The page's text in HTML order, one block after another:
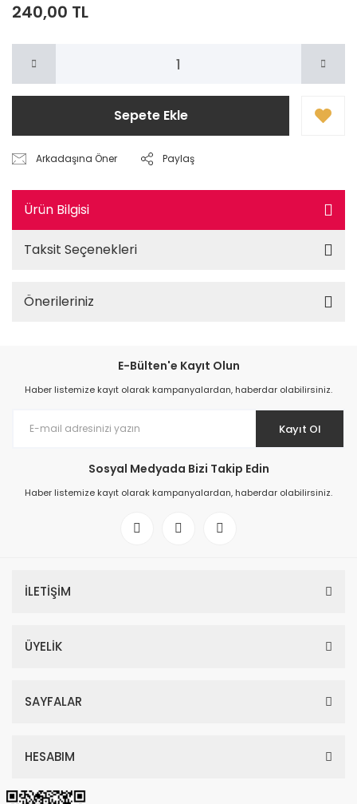
240,00 TL
Sepete Ekle
Arkadaşına Öner Paylaş
Ürün Bilgisi
Taksit Seçenekleri
Önerileriniz
E-Bülten'e Kayıt Olun
Haber listemize kayıt olarak kampanyalardan, haberdar olabilirsiniz.
Kayıt Ol
Sosyal Medyada Bizi Takip Edin
Haber listemize kayıt olarak kampanyalardan, haberdar olabilirsiniz.
İLETİŞİM
ÜYELİK
SAYFALAR
HESABIM